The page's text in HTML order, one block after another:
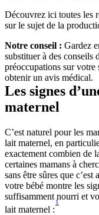
Découvrez ici toutes les
sur le sujet de la
Notre conseil : Gardez
substituer à des conseils
préoccupations sur
obtenir un avis médical.
Les signes
maternel
C’est naturel pour les
lait maternel, en
exactement combien de
certaines mamans à
sans être sûres que
votre bébé montre les
suffisamment nourri et
lait maternel :
1